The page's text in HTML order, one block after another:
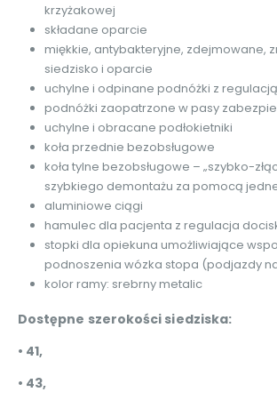
krzyżakowej
składane oparcie
miękkie, antybakteryjne, zdejmowane,
siedzisko i oparcie
uchylne i odpinane podnóżki z
podnóżki zaopatrzone w pasy
uchylne i obracane podłokietniki
koła przednie bezobsługowe
koła tylne bezobsługowe – „szybko-
szybkiego demontażu za pomocą
aluminiowe ciągi
hamulec dla pacjenta z regulacja
stopki dla opiekuna umożliwiające
podnoszenia wózka stopa (podjazdy
kolor ramy: srebrny metalic
Dostępne szerokości siedziska:
• 41,
• 43,